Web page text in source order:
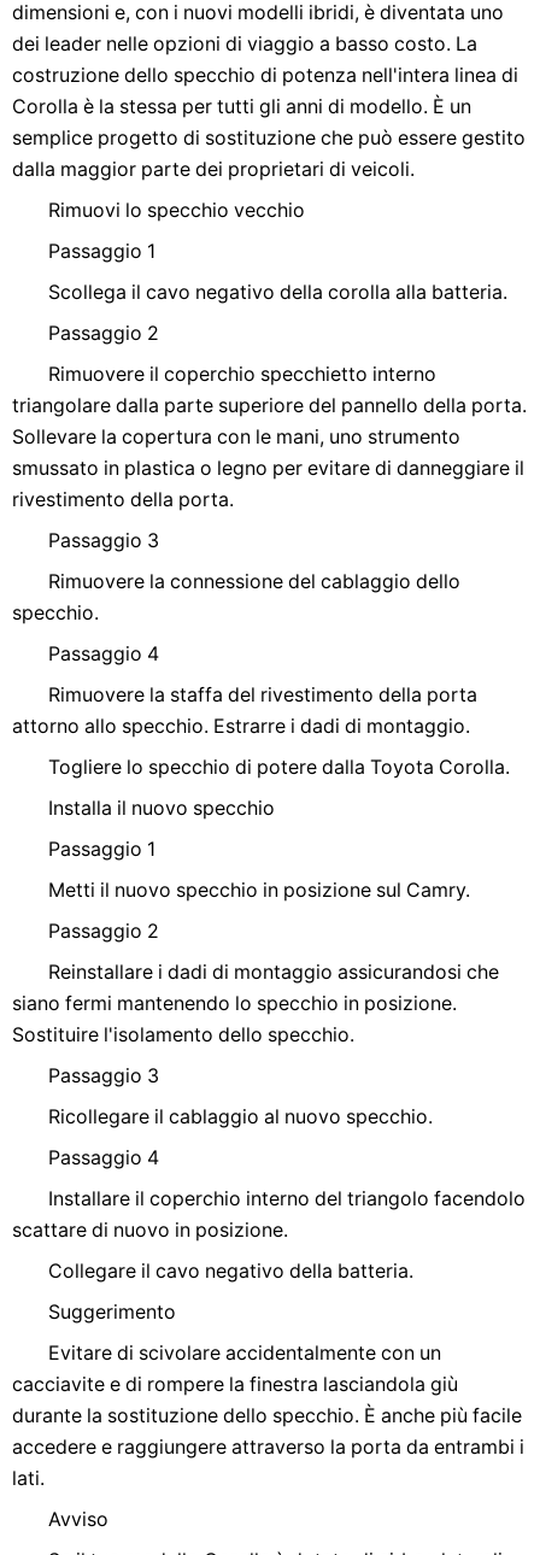
dimensioni e, con i nuovi modelli ibridi, è diventata uno
dei leader nelle opzioni di viaggio a basso costo. La
costruzione dello specchio di potenza nell'intera linea di
Corolla è la stessa per tutti gli anni di modello. È un
semplice progetto di sostituzione che può essere gestito
dalla maggior parte dei proprietari di veicoli.
Rimuovi lo specchio vecchio
Passaggio 1
Scollega il cavo negativo della corolla alla batteria.
Passaggio 2
Rimuovere il coperchio specchietto interno
triangolare dalla parte superiore del pannello della porta.
Sollevare la copertura con le mani, uno strumento
smussato in plastica o legno per evitare di danneggiare il
rivestimento della porta.
Passaggio 3
Rimuovere la connessione del cablaggio dello
specchio.
Passaggio 4
Rimuovere la staffa del rivestimento della porta
attorno allo specchio. Estrarre i dadi di montaggio.
Togliere lo specchio di potere dalla Toyota Corolla.
Installa il nuovo specchio
Passaggio 1
Metti il ​​nuovo specchio in posizione sul Camry.
Passaggio 2
Reinstallare i dadi di montaggio assicurandosi che
siano fermi mantenendo lo specchio in posizione.
Sostituire l'isolamento dello specchio.
Passaggio 3
Ricollegare il cablaggio al nuovo specchio.
Passaggio 4
Installare il coperchio interno del triangolo facendolo
scattare di nuovo in posizione.
Collegare il cavo negativo della batteria.
Suggerimento
Evitare di scivolare accidentalmente con un
cacciavite e di rompere la finestra lasciandola giù
durante la sostituzione dello specchio. È anche più facile
accedere e raggiungere attraverso la porta da entrambi i
lati.
Avviso